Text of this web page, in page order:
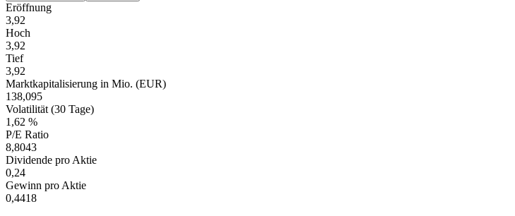
Eröffnung
3,92
Hoch
3,92
Tief
3,92
Marktkapitalisierung in Mio. (EUR)
138,095
Volatilität (30 Tage)
1,62 %
P/E Ratio
8,8043
Dividende pro Aktie
0,24
Gewinn pro Aktie
0,4418